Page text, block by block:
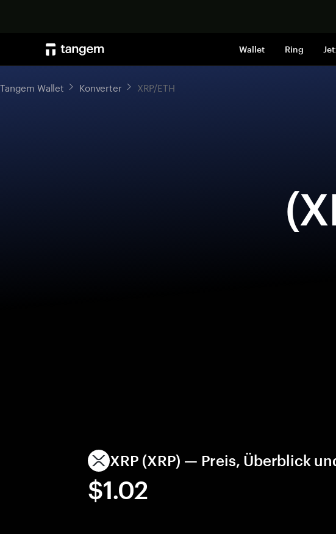
Wallet Ring
Tangem Wallet Konverter XRP/ETH
XRP (XRP) — Preis, Überblick
$1.02